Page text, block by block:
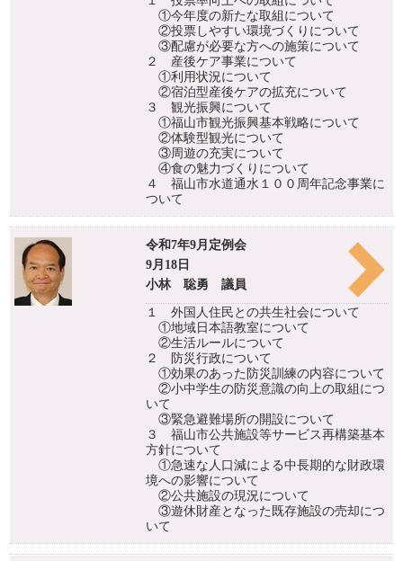
①今年度の新たな取組について
②投票しやすい環境づくりについて
③配慮が必要な方への施策について
２ 産後ケア事業について
①利用状況について
②宿泊型産後ケアの拡充について
３ 観光振興について
①福山市観光振興基本戦略について
②体験型観光について
③周遊の充実について
④食の魅力づくりについて
４ 福山市水道通水１００周年記念事業に
ついて
令和7年9月定例会
9月18日
小林 聡勇 議員
１ 外国人住民との共生社会について
①地域日本語教室について
②生活ルールについて
２ 防災行政について
①効果のあった防災訓練の内容について
②小中学生の防災意識の向上の取組につ
いて
③緊急避難場所の開設について
３ 福山市公共施設等サービス再構築基本
方針について
①急速な人口減による中長期的な財政環
境への影響について
②公共施設の現況について
③遊休財産となった既存施設の売却につ
いて